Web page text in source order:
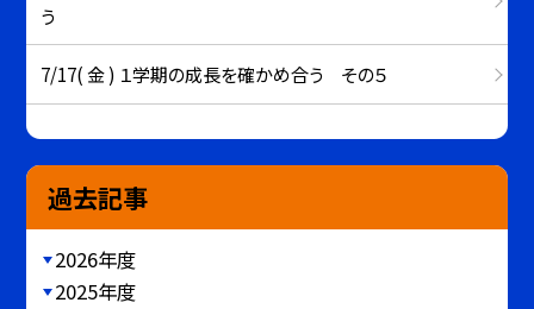
う
7/17( 金 ) １学期の成長を確かめ合う その５
過去記事
2026年度
2025年度